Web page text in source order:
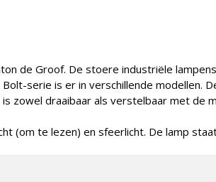
de Groof. De stoere industriële
serie is er in verschillende
zowel draaibaar als verstelbaar met de
(om te lezen) en sfeerlicht. De lamp